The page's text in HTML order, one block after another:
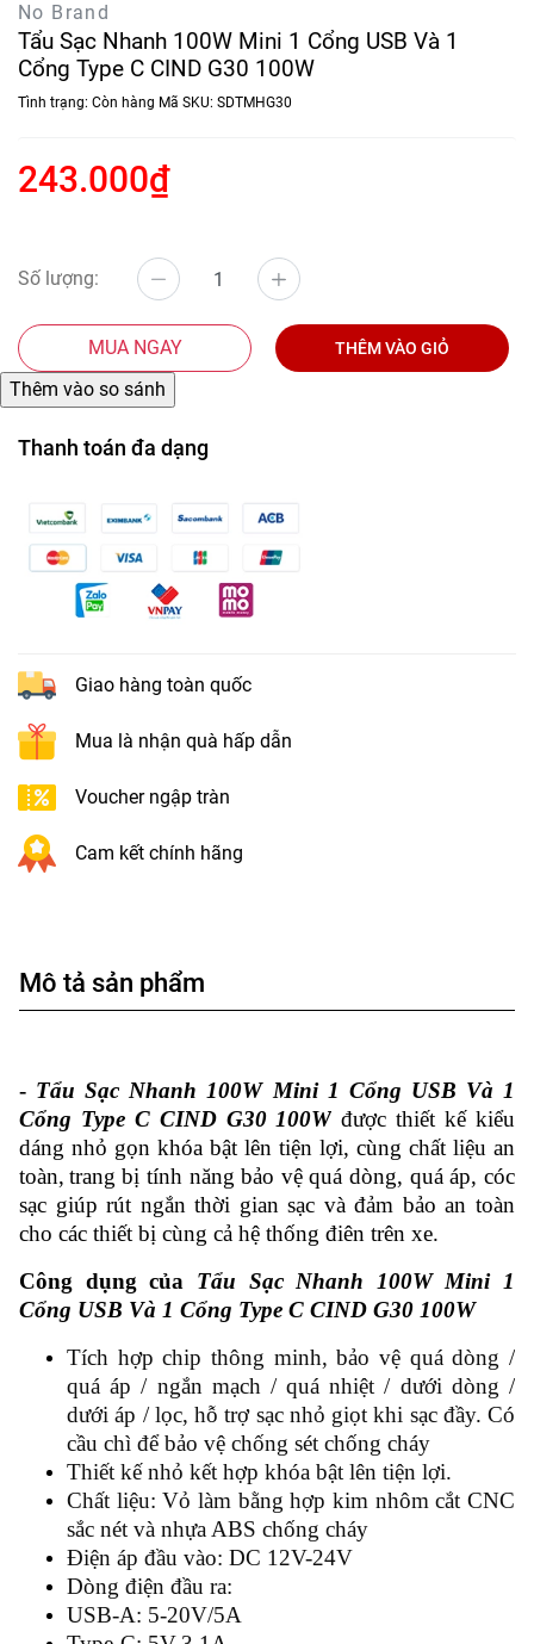
No Brand
Tẩu Sạc Nhanh 100W Mini 1 Cổng USB Và 1
Cổng Type C CIND G30 100W
Tình trạng: Còn hàng Mã SKU: SDTMHG30
243.000₫
Số lượng:
MUA NGAY THÊM VÀO GIỎ
Thanh toán đa dạng
Giao hàng toàn quốc
Mua là nhận quà hấp dẫn
Voucher ngập tràn
Cam kết chính hãng
Mô tả sản phẩm
- Tẩu Sạc Nhanh 100W Mini 1 Cổng USB Và 1
Cổng Type C CIND G30 100W được thiết kế kiểu
dáng nhỏ gọn khóa bật lên tiện lợi, cùng chất liệu an
toàn, trang bị tính năng bảo vệ quá dòng, quá áp, cóc
sạc giúp rút ngắn thời gian sạc và đảm bảo an toàn
cho các thiết bị cùng cả hệ thống điên trên xe.
Công dụng của Tẩu Sạc Nhanh 100W Mini 1
Cổng USB Và 1 Cổng Type C CIND G30 100W
Tích hợp chip thông minh, bảo vệ quá dòng /
quá áp / ngắn mạch / quá nhiệt / dưới dòng /
dưới áp / lọc, hỗ trợ sạc nhỏ giọt khi sạc đầy. Có
cầu chì để bảo vệ chống sét chống cháy
Thiết kế nhỏ kết hợp khóa bật lên tiện lợi.
Chất liệu: Vỏ làm bằng hợp kim nhôm cắt CNC
sắc nét và nhựa ABS chống cháy
Điện áp đầu vào: DC 12V-24V
Dòng điện đầu ra:
USB-A: 5-20V/5A